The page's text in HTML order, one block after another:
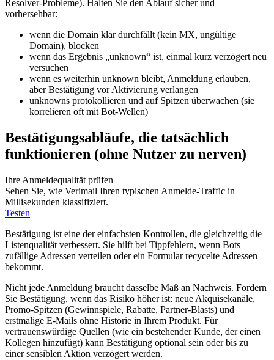
Resolver‑Probleme). Halten Sie den Ablauf sicher und
vorhersehbar:
wenn die Domain klar durchfällt (kein MX, ungültige
Domain), blocken
wenn das Ergebnis „unknown“ ist, einmal kurz verzögert neu
versuchen
wenn es weiterhin unknown bleibt, Anmeldung erlauben,
aber Bestätigung vor Aktivierung verlangen
unknowns protokollieren und auf Spitzen überwachen (sie
korrelieren oft mit Bot‑Wellen)
Bestätigungsabläufe, die tatsächlich
funktionieren (ohne Nutzer zu nerven)
Ihre Anmeldequalität prüfen
Sehen Sie, wie Verimail Ihren typischen Anmelde‑Traffic in
Millisekunden klassifiziert.
Testen
Bestätigung ist eine der einfachsten Kontrollen, die gleichzeitig die
Listenqualität verbessert. Sie hilft bei Tippfehlern, wenn Bots
zufällige Adressen verteilen oder ein Formular recycelte Adressen
bekommt.
Nicht jede Anmeldung braucht dasselbe Maß an Nachweis. Fordern
Sie Bestätigung, wenn das Risiko höher ist: neue Akquisekanäle,
Promo‑Spitzen (Gewinnspiele, Rabatte, Partner‑Blasts) und
erstmalige E‑Mails ohne Historie in Ihrem Produkt. Für
vertrauenswürdige Quellen (wie ein bestehender Kunde, der einen
Kollegen hinzufügt) kann Bestätigung optional sein oder bis zu
einer sensiblen Aktion verzögert werden.